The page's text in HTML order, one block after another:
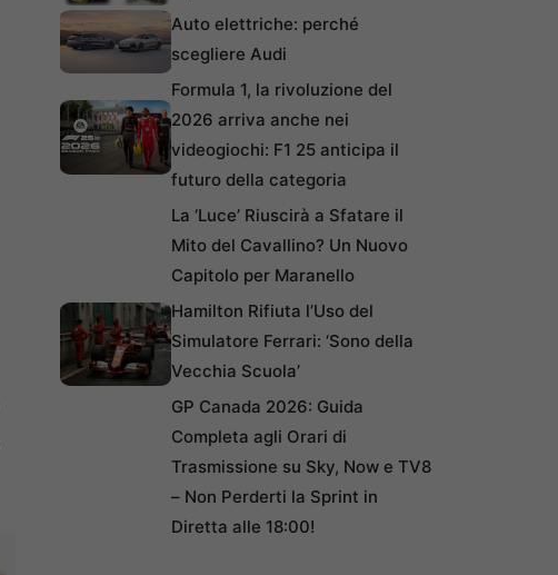
Auto elettriche: perché
scegliere Audi
Formula 1, la rivoluzione del
2026 arriva anche nei
videogiochi: F1 25 anticipa il
futuro della categoria
La ‘Luce’ Riuscirà a Sfatare il
Mito del Cavallino? Un Nuovo
Capitolo per Maranello
Hamilton Rifiuta l’Uso del
Simulatore Ferrari: ‘Sono della
Vecchia Scuola’
GP Canada 2026: Guida
Completa agli Orari di
Trasmissione su Sky, Now e TV8
– Non Perderti la Sprint in
Diretta alle 18:00!